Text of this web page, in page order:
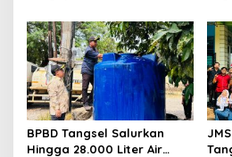
Development Ditetapkan
Tersangka
BPBD Tangsel Salurkan
Hingga 28.000 Liter Air